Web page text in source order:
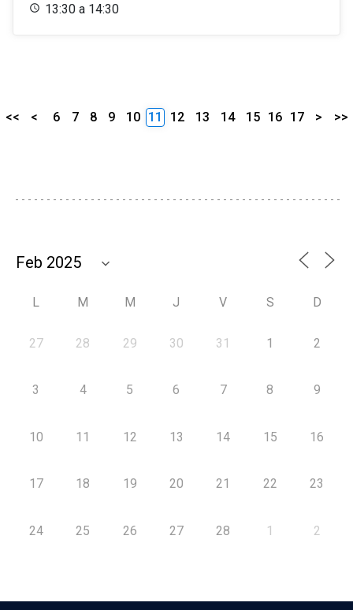
13:30 a 14:30
<< < 6 7 8 9 10 11 12 13 14 15 16 17 > >>
L M M J V S D
27 28 29 30 31 1 2
3 4 5 6 7 8 9
10 11 12 13 14 15 16
17 18 19 20 21 22 23
24 25 26 27 28 1 2